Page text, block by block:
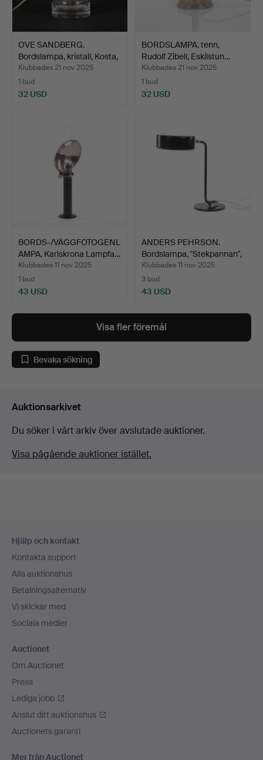
OVE SANDBERG.
Bordslampa, kristall, Kosta,
…
Klubbades 21 nov 2025
1 bud
32 USD
BORDSLAMPA, tenn,
Rudolf Zibell, Eskilstun…
Klubbades 21 nov 2025
1 bud
32 USD
BORDS-/VÄGGFOTOGENL
AMPA, Karlskrona Lampfa…
Klubbades 11 nov 2025
1 bud
43 USD
ANDERS PEHRSON.
Bordslampa, "Stekpannan",
…
Klubbades 11 nov 2025
3 bud
43 USD
Visa fler föremål
Bevaka sökning
Auktionsarkivet
Du söker i vårt arkiv över avslutade auktioner.
Visa pågående auktioner istället.
Hjälp och kontakt
Kontakta support
Alla auktionshus
Betalningsalternativ
Vi skickar med
Sociala medier
Auctionet
Om Auctionet
Press
Lediga jobb
Anslut ditt auktionshus
Auctionets garanti
Mer från Auctionet